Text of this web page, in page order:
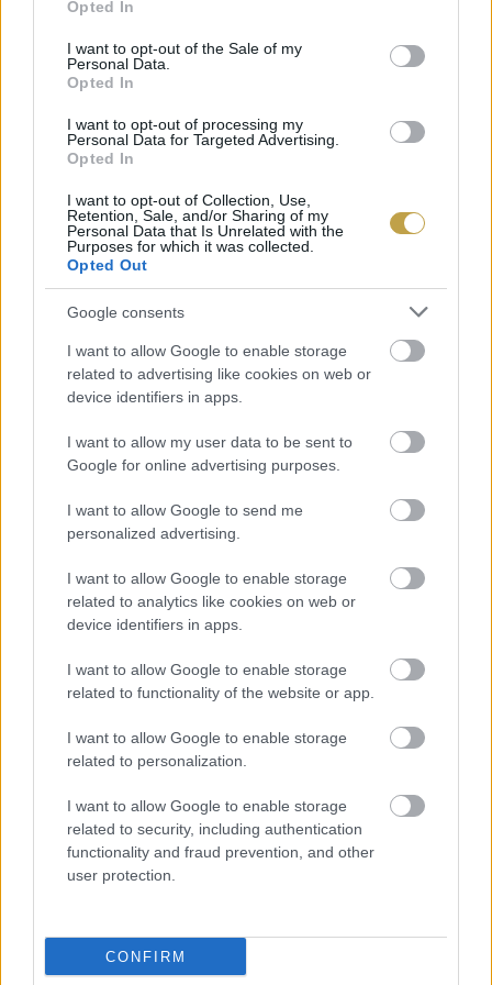
use your data for below specified purposes in below Google
consent section.
Opted In
I want to opt-out of the Sale of my
Personal Data.
Opted In
I want to opt-out of processing my
Personal Data for Targeted Advertising.
Opted In
I want to opt-out of Collection, Use,
Retention, Sale, and/or Sharing of my
Personal Data that Is Unrelated with the
Purposes for which it was collected.
Opted Out
Google consents
I want to allow Google to enable storage
related to advertising like cookies on web or
device identifiers in apps.
I want to allow my user data to be sent to
Google for online advertising purposes.
I want to allow Google to send me
personalized advertising.
I want to allow Google to enable storage
related to analytics like cookies on web or
device identifiers in apps.
I want to allow Google to enable storage
related to functionality of the website or app.
I want to allow Google to enable storage
related to personalization.
I want to allow Google to enable storage
related to security, including authentication
functionality and fraud prevention, and other
user protection.
CONFIRM
Ezek is érdekelhetnek
Kína nemzeti itala nyugati segítséggel hódítja meg a
Több mint 1000 éve létezik, most a világ Kínán kívüli része is elkezdte
Bővebben
Fura ok miatt lett a karácsonyok legfontosabb
süteménye egyik kedvenc finomságunk
A második világháború után végleg meghódította a világot és
Magyarországot. Kevés dologgal kapcsolatban kering annyi legenda,
mint a panettone. Egy minapi cikkében a Hamu és Gyémánt gyűjtötte
Viccnek indult, most felforgatja a piacot ez az új
üdítőital
Aki megkóstolta, élete egyik legnagyobb élményének, legkellemesebb
Bővebben